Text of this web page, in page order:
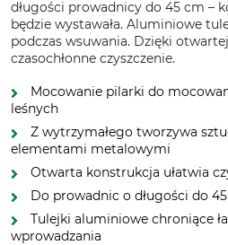
długości prowadnicy do 45 cm –
będzie wystawała. Aluminiowe
podczas wsuwania. Dzięki
czasochłonne czyszczenie.
Mocowanie pilarki do
leśnych
Z wytrzymałego tworzywa
elementami metalowymi
Otwarta konstrukcja ułatwia
Do prowadnic o długości do
Tulejki aluminiowe chroniące
wprowadzania